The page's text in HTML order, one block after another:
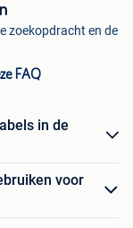
zoekopdracht en de
FAQ
in de
voor